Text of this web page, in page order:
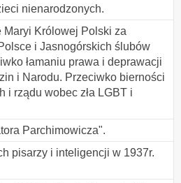
nienarodzonych.
Maryi Królowej Polski za
i Jasnogórskich ślubów
łamaniu prawa i deprawacji
i Narodu. Przeciwko bierności
i rządu wobec zła LGBT i
Parchimowicza".
pisarzy i inteligencji w 1937r.